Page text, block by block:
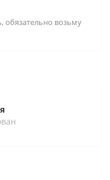
обязательно возьму